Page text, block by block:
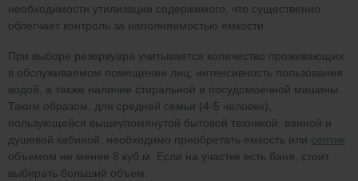
необходимости утилизации содержимого, что существенно
облегчает контроль за наполняемостью емкости.
При выборе резервуара учитывается количество проживающих
в обслуживаемом помещении лиц, интенсивность пользования
водой, а также наличие стиральной и посудомоечной машины.
Таким образом, для средней семьи (4-5 человек),
пользующейся вышеупомянутой бытовой техникой, ванной и
душевой кабиной, необходимо приобретать емкость или септик
объемом не менее 8 куб.м. Если на участке есть баня, стоит
выбирать больший объем.